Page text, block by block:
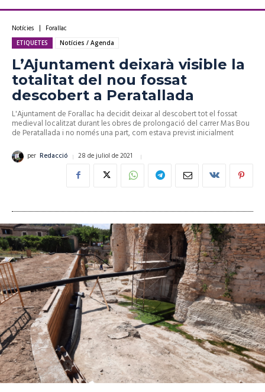
Notícies Forallac
ETIQUETES Notícies / Agenda
L’Ajuntament deixarà visible la
totalitat del nou fossat
descobert a Peratallada
L'Ajuntament de Forallac ha decidit deixar al descobert tot el fossat
medieval localitzat durant les obres de prolongació del carrer Mas Bou
de Peratallada i no només una part, com estava previst inicialment
per Redacció 28 de juliol de 2021